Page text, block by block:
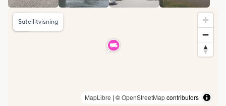
MapLibre | ©OpenStreetMapcontributors
Satellitvisning